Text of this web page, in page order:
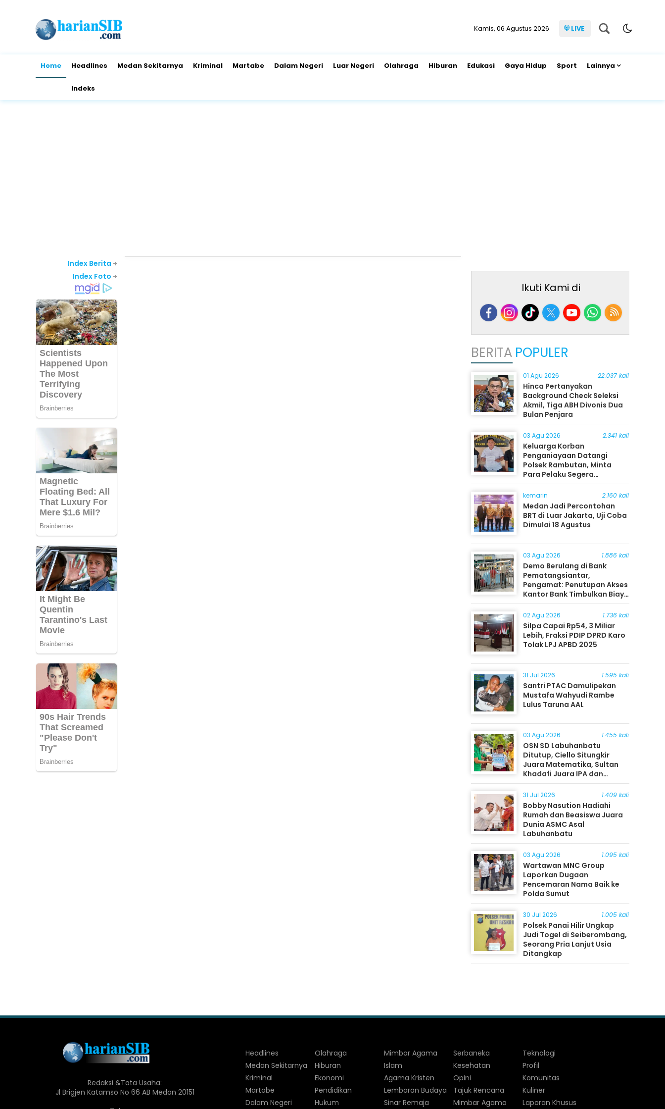
Kamis, 06 Agustus 2026 LIVE
Home Headlines Medan Sekitarnya Kriminal Martabe Dalam Negeri Luar Negeri Olahraga Hiburan Edukasi Gaya Hidup Sport Lainnya
Indeks
Index Berita +
Index Foto +
Ikuti Kami di
BERITA POPULER
01 Agu 2026 22.037 kali
Hinca Pertanyakan
Background Check Seleksi
Akmil, Tiga ABH Divonis Dua
Bulan Penjara
03 Agu 2026 2.341 kali
Keluarga Korban
Penganiayaan Datangi
Polsek Rambutan, Minta
Para Pelaku Segera
Ditangkap
kemarin 2.160 kali
Medan Jadi Percontohan
BRT di Luar Jakarta, Uji Coba
Dimulai 18 Agustus
03 Agu 2026 1.886 kali
Demo Berulang di Bank
Pematangsiantar,
Pengamat: Penutupan Akses
Kantor Bank Timbulkan Biaya
Ekonomi bagi Masyarakat
02 Agu 2026 1.736 kali
Silpa Capai Rp54, 3 Miliar
Lebih, Fraksi PDIP DPRD Karo
Tolak LPJ APBD 2025
31 Jul 2026 1.595 kali
Santri PTAC Damulipekan
Mustafa Wahyudi Rambe
Lulus Taruna AAL
03 Agu 2026 1.455 kali
OSN SD Labuhanbatu
Ditutup, Ciello Situngkir
Juara Matematika, Sultan
Khadafi Juara IPA dan
Timothy Rangkuti Juara IPS
31 Jul 2026 1.409 kali
Bobby Nasution Hadiahi
Rumah dan Beasiswa Juara
Dunia ASMC Asal
Labuhanbatu
03 Agu 2026 1.095 kali
Wartawan MNC Group
Laporkan Dugaan
Pencemaran Nama Baik ke
Polda Sumut
30 Jul 2026 1.005 kali
Polsek Panai Hilir Ungkap
Judi Togel di Seiberombang,
Seorang Pria Lanjut Usia
Ditangkap
Redaksi &Tata Usaha:
Jl Brigjen Katamso No 66 AB Medan 20151
Headlines
Medan Sekitarnya
Kriminal
Martabe
Dalam Negeri
Olahraga
Hiburan
Ekonomi
Pendidikan
Hukum
Mimbar Agama
Islam
Agama Kristen
Lembaran Budaya
Sinar Remaja
Serbaneka
Kesehatan
Opini
Tajuk Rencana
Mimbar Agama
Teknologi
Profil
Komunitas
Kuliner
Laporan Khusus